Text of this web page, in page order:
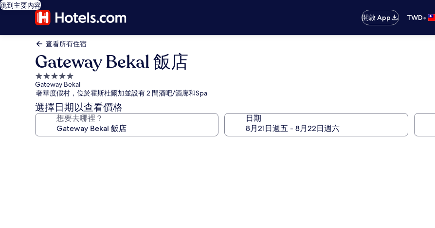
跳到主要內容
開啟 App
TWD•
查看所有住宿
Gateway Bekal 飯店
5.0
星
級
住
宿
Gateway Bekal
奢華度假村，位於霍斯杜爾加並設有 2 間酒吧/酒廊和Spa
選擇日期以查看價格
想要去哪裡？ 日期